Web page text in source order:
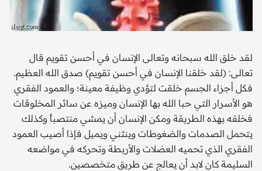
لقد خلق الله سبحانه وتعالى الإنسان في أحسن تقويم قال
تعالى: (لقد خلقنا الإنسان في أحسن تقويم) صدق الله العظيم.
فكل أجزاء الجسم خلقت لتؤدي وظيفة معينة؛ والعمود الفقري
هو الأسرار التي حبا الله بها الإنسان وميزه عن سائر المخلوقات
فخلقه بهذه الطريقة ومكن الإنسان أن يمشي منتصباً وكذلك
يتحمل الصدمات والضغوطات وينثني ويميل فإذا أصيب العمود
الفقري الذي تحميه العضلات والأربطة وتحركه في مواضعه
السليمة كان لابد أن يعالج عن طريق متخصصين.